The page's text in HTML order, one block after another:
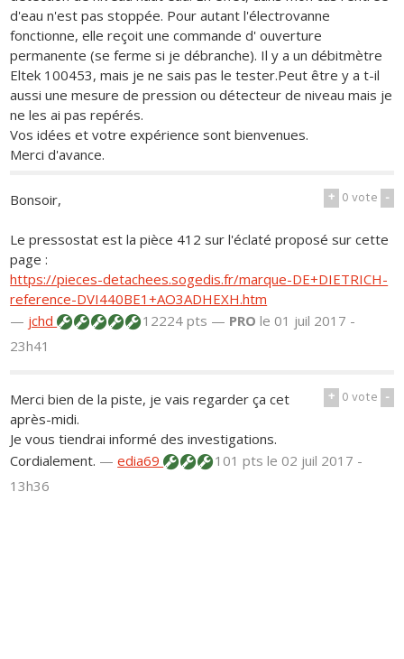
d'eau n'est pas stoppée. Pour autant l'électrovanne
fonctionne, elle reçoit une commande d' ouverture
permanente (se ferme si je débranche). Il y a un débitmètre
Eltek 100453, mais je ne sais pas le tester.Peut être y a t-il
aussi une mesure de pression ou détecteur de niveau mais je
ne les ai pas repérés.
Vos idées et votre expérience sont bienvenues.
Merci d'avance.
+ 0vote -
Bonsoir,
Le pressostat est la pièce 412 sur l'éclaté proposé sur cette
page :
https://pieces-detachees.sogedis.fr/marque-DE+DIETRICH-
reference-DVI440BE1+AO3ADHEXH.htm
— jchd 12224 pts — PRO le 01 juil 2017 -
23h41
+ 0vote -
Merci bien de la piste, je vais regarder ça cet
après-midi.
Je vous tiendrai informé des investigations.
Cordialement. —edia69 101 ptsle 02 juil 2017 -
13h36